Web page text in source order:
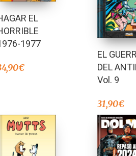
EL
1977
€
EL
DEL
Vol. 9
31,90€